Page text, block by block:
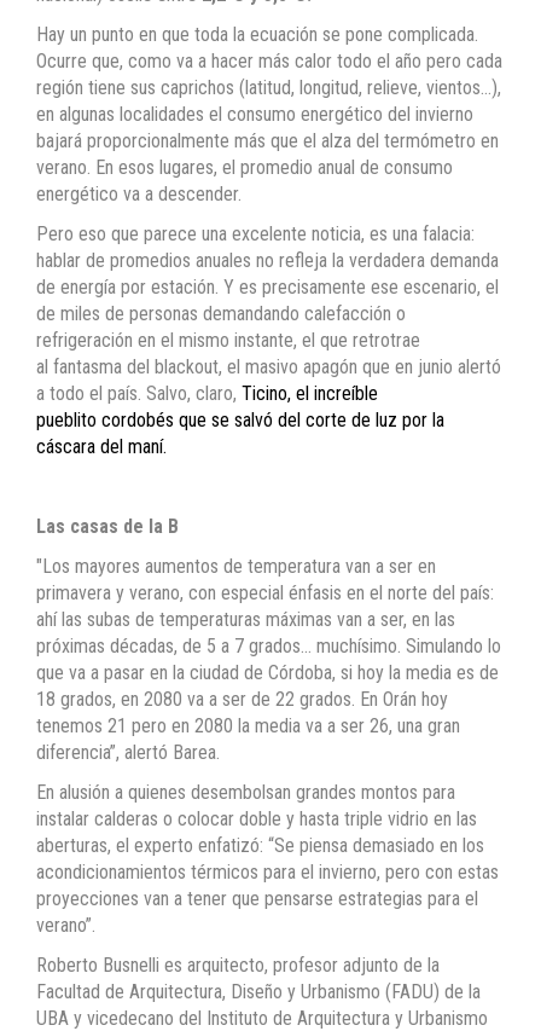
Hay un punto en que toda la ecuación se pone complicada.
Ocurre que, como va a hacer más calor todo el año pero cada
región tiene sus caprichos (latitud, longitud, relieve, vientos…),
en algunas localidades el consumo energético del invierno
bajará proporcionalmente más que el alza del termómetro en
verano. En esos lugares, el promedio anual de consumo
energético va a descender.
Pero eso que parece una excelente noticia, es una falacia:
hablar de promedios anuales no refleja la verdadera demanda
de energía por estación. Y es precisamente ese escenario, el
de miles de personas demandando calefacción o
refrigeración en el mismo instante, el que retrotrae
al fantasma del blackout, el masivo apagón que en junio alertó
a todo el país. Salvo, claro, Ticino, el increíble
pueblito cordobés que se salvó del corte de luz por la
cáscara del maní.
Las casas de la B
"Los mayores aumentos de temperatura van a ser en
primavera y verano, con especial énfasis en el norte del país:
ahí las subas de temperaturas máximas van a ser, en las
próximas décadas, de 5 a 7 grados… muchísimo. Simulando lo
que va a pasar en la ciudad de Córdoba, si hoy la media es de
18 grados, en 2080 va a ser de 22 grados. En Orán hoy
tenemos 21 pero en 2080 la media va a ser 26, una gran
diferencia”, alertó Barea.
En alusión a quienes desembolsan grandes montos para
instalar calderas o colocar doble y hasta triple vidrio en las
aberturas, el experto enfatizó: “Se piensa demasiado en los
acondicionamientos térmicos para el invierno, pero con estas
proyecciones van a tener que pensarse estrategias para el
verano”.
Roberto Busnelli es arquitecto, profesor adjunto de la
Facultad de Arquitectura, Diseño y Urbanismo (FADU) de la
UBA y vicedecano del Instituto de Arquitectura y Urbanismo